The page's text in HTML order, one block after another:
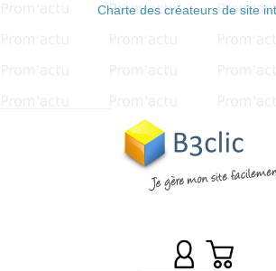
Charte des créateurs de site